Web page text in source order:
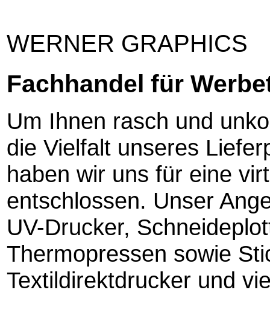
WERNER GRAPHICS
Fachhandel für
Um Ihnen rasch und
die Vielfalt unseres
haben wir uns für eine
entschlossen. Unser
UV-Drucker,
Thermopressen sowie
Textildirektdrucker und